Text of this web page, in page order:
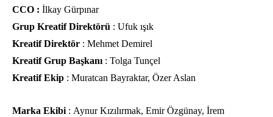
CCO : İlkay Gürpınar
Grup Kreatif Direktörü : Ufuk ışık
Kreatif Direktör : Mehmet Demirel
Kreatif Grup Başkanı : Tolga Tunçel
Kreatif Ekip : Muratcan Bayraktar, Özer Aslan
Marka Ekibi : Aynur Kızılırmak, Emir Özgünay, İrem